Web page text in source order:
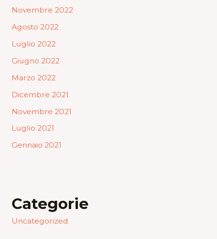
Novembre 2022
Agosto 2022
Luglio 2022
Giugno 2022
Marzo 2022
Dicembre 2021
Novembre 2021
Luglio 2021
Gennaio 2021
Categorie
Uncategorized